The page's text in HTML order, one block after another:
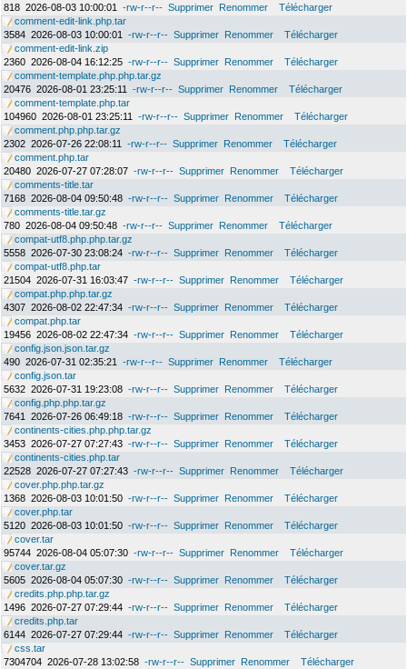
818 2026-08-03 10:00:01 -rw-r--r-- Supprimer Renommer
Télécharger
comment-edit-link.php.tar
3584 2026-08-03 10:00:01 -rw-r--r-- Supprimer Renommer
Télécharger
comment-edit-link.zip
2360 2026-08-04 16:12:25 -rw-r--r-- Supprimer Renommer
Télécharger
comment-template.php.php.tar.gz
20476 2026-08-01 23:25:11 -rw-r--r-- Supprimer Renommer
Télécharger
comment-template.php.tar
104960 2026-08-01 23:25:11 -rw-r--r-- Supprimer Renommer
Télécharger
comment.php.php.tar.gz
2302 2026-07-26 22:08:11 -rw-r--r-- Supprimer Renommer
Télécharger
comment.php.tar
20480 2026-07-27 07:28:07 -rw-r--r-- Supprimer Renommer
Télécharger
comments-title.tar
7168 2026-08-04 09:50:48 -rw-r--r-- Supprimer Renommer
Télécharger
comments-title.tar.gz
780 2026-08-04 09:50:48 -rw-r--r-- Supprimer Renommer
Télécharger
compat-utf8.php.php.tar.gz
5558 2026-07-30 23:08:24 -rw-r--r-- Supprimer Renommer
Télécharger
compat-utf8.php.tar
21504 2026-07-31 16:03:47 -rw-r--r-- Supprimer Renommer
Télécharger
compat.php.php.tar.gz
4307 2026-08-02 22:47:34 -rw-r--r-- Supprimer Renommer
Télécharger
compat.php.tar
19456 2026-08-02 22:47:34 -rw-r--r-- Supprimer Renommer
Télécharger
config.json.json.tar.gz
490 2026-07-31 02:35:21 -rw-r--r-- Supprimer Renommer
Télécharger
config.json.tar
5632 2026-07-31 19:23:08 -rw-r--r-- Supprimer Renommer
Télécharger
config.php.php.tar.gz
7641
2026-07-26 06:49:18 -rw-r--r-- Supprimer Renommer
Télécharger
continents-cities.php.php.tar.gz
3453 2026-07-27 07:27:43 -rw-r--r-- Supprimer Renommer
Télécharger
continents-cities.php.tar
22528 2026-07-27 07:27:43 -rw-r--r-- Supprimer Renommer
Télécharger
cover.php.php.tar.gz
1368 2026-08-03 10:01:50 -rw-r--r-- Supprimer Renommer
Télécharger
cover.php.tar
5120 2026-08-03 10:01:50 -rw-r--r-- Supprimer Renommer
Télécharger
cover.tar
95744 2026-08-04 05:07:30 -rw-r--r-- Supprimer Renommer
Télécharger
cover.tar.gz
5605 2026-08-04 05:07:30 -rw-r--r-- Supprimer Renommer
Télécharger
credits.php.php.tar.gz
1496 2026-07-27 07:29:44 -rw-r--r-- Supprimer Renommer
Télécharger
credits.php.tar
6144 2026-07-27 07:29:44 -rw-r--r-- Supprimer Renommer
Télécharger
css.tar
7304704 2026-07-28 13:02:58 -rw-r--r-- Supprimer Renommer
Télécharger